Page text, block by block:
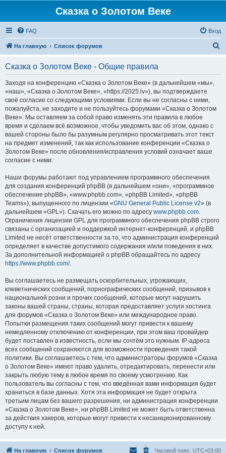
Сказка о Золотом Веке
FAQ Вход
На главную Список форумов
Сказка о Золотом Веке - Общие правила
Заходя на конференцию «Сказка о Золотом Веке» (в дальнейшем «мы»,
«наш», «Сказка о Золотом Веке», «https://2025.lv»), вы подтверждаете
своё согласие со следующими условиями. Если вы не согласны с ними,
пожалуйста, не заходите и не пользуйтесь форумами «Сказка о Золотом
Веке». Мы оставляем за собой право изменять эти правила в любое
время и сделаем всё возможное, чтобы уведомить вас об этом, однако с
вашей стороны было бы разумным регулярно просматривать этот текст
на предмет изменений, так как использование конференции «Сказка о
Золотом Веке» после обновления/исправления условий означает ваше
согласие с ними.
Наши форумы работают под управлением программного обеспечения
для создания конференций phpBB (в дальнейшем «они», «программное
обеспечение phpBB», «www.phpbb.com», «phpBB Limited», «phpBB
Teams»), выпущенного по лицензии «GNU General Public License v2» (в
дальнейшем «GPL»). Скачать его можно по адресу www.phpbb.com.
Ограничения лицензии GPL для программного обеспечения phpBB строго
связаны с организацией и поддержкой интернет-конференций, и phpBB
Limited не несёт ответственности за то, что администрация конференций
определяет в качестве допустимого содержания и/или поведения в них.
За дополнительной информацией о phpBB обращайтесь по адресу
https://www.phpbb.com/.
Вы соглашаетесь не размещать оскорбительных, угрожающих,
клеветнических сообщений, порнографических сообщений, призывов к
национальной розни и прочих сообщений, которые могут нарушить
законы вашей страны, страны, которая предоставляет услуги хостинга
для форумов «Сказка о Золотом Веке» или международное право.
Попытки размещения таких сообщений могут привести к вашему
немедленному отключению от конференции, при этом ваш провайдер
будет поставлен в известность, если мы сочтём это нужным. IP-адреса
всех сообщений сохраняются для возможности проведения такой
политики. Вы соглашаетесь с тем, что администраторы форумов «Сказка
о Золотом Веке» имеют право удалить, отредактировать, перенести или
закрыть любую тему в любое время по своему усмотрению. Как
пользователь вы согласны с тем, что введённая вами информация будет
храниться в базе данных. Хотя эта информация не будет открыта
третьим лицам без вашего разрешения, ни администрация конференции
«Сказка о Золотом Веке», ни phpBB Limited не может быть ответственна
за действия хакеров, которые могут привести к несанкционированному
доступу к ней.
На главную Список форумов Часовой пояс: UTC+03:00